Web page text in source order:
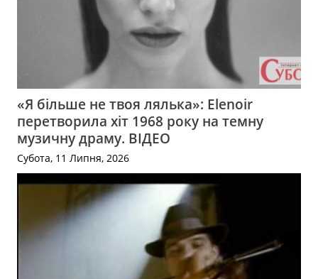
«Я більше не твоя лялька»: Elenoir
перетворила хіт 1968 року на темну
музичну драму. ВІДЕО
Субота, 11 Липня, 2026